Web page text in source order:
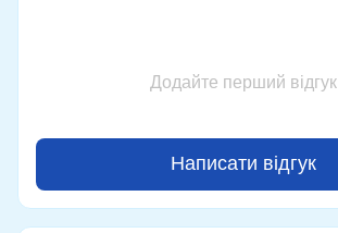
Додайте перший відгук
Написати відгук